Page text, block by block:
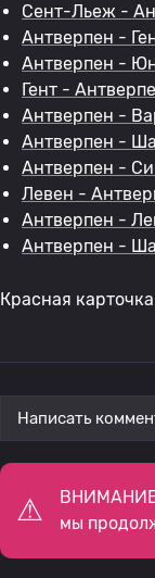
Сент-Льеж -
Антверпен -
Антверпен -
Гент -
Антверпен -
Антверпен -
Антверпен -
Левен -
Антверпен -
Антверпен -
Красная
Написать
ВНИМАНИЕ:
мы